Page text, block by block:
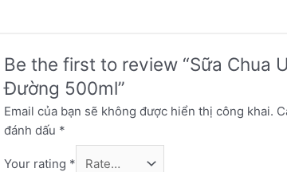
Be the first to review “Sữa Chua
Đường 500ml”
Email của bạn sẽ không được hiển thị công khai.
đánh dấu *
Your rating *